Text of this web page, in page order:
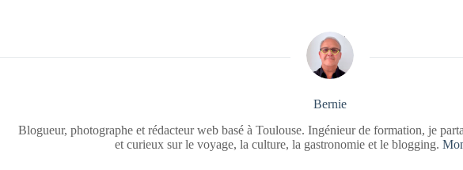
Bernie
Blogueur, photographe et rédacteur web basé à Toulouse. Ingénieur de formation, je
et curieux sur le voyage, la culture, la gastronomie et le blogging.